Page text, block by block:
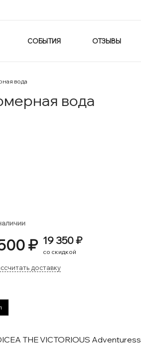
СОБЫТИЯ ОТЗЫВЫ
вода
вода
₽ 19 350 ₽
со скидкой
доставку
THE VICTORIOUS